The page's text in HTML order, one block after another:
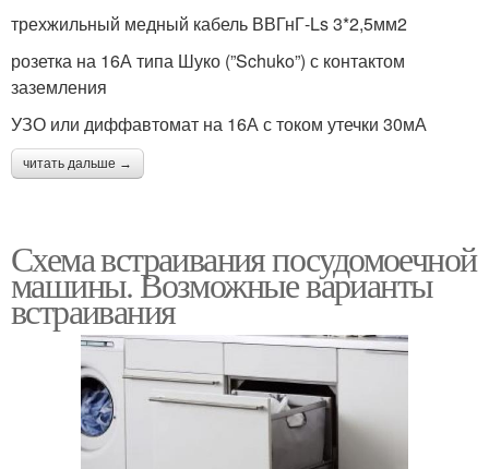
трехжильный медный кабель ВВГнГ-Ls 3*2,5мм2
розетка на 16А типа Шуко (”Schuko”) с контактом
заземления
УЗО или диффавтомат на 16А с током утечки 30мА
читать дальше →
Схема встраивания посудомоечной
машины. Возможные варианты
встраивания